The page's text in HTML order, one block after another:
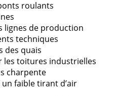
roulants
lignes de production
techniques
des quais
les toitures industrielles
charpente
faible tirant d’air